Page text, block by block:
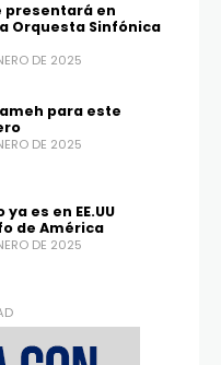
25,1K
presentará en
Orquesta Sinfónica
DE 2025
para este
DE 2025
es en EE.UU
de América
DE 2025